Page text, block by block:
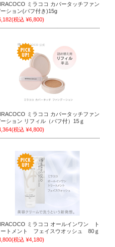
ミラココ カバータッチファン
ション(パフ付き)15g
(税込 ¥6,800)
ミラココ カバータッチファン
ション リフィル（パフ付）15ｇ
(税込 ¥4,800)
ミラココ オールインワン ト
ートメント フェイスウオッシュ 80ｇ
(税込 ¥4,180)